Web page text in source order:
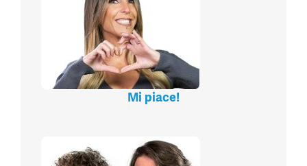
Mi piace!